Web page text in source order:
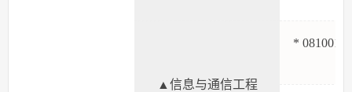
▲信息与通信工程
* 081001